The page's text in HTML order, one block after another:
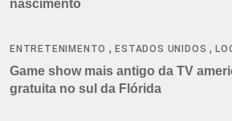
nascimento
ENTRETENIMENTO ,ESTADOS UNIDOS ,
Game show mais antigo da TV
gratuita no sul da Flórida